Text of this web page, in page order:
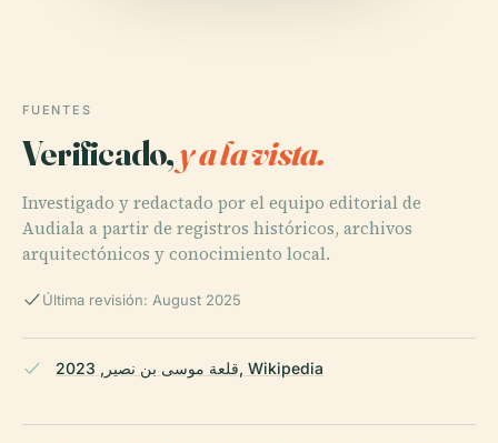
FUENTES
Verificado,y a la vista.
Investigado y redactado por el equipo editorial de
Audiala a partir de registros históricos, archivos
arquitectónicos y conocimiento local.
Última revisión: August 2025
قلعة موسى بن نصير, 2023, Wikipedia